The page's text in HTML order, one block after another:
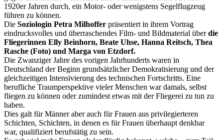
1920er Jahren durch, ein Motor- oder wenigstens Segelflugzeug
führen zu können.
Die Soziologin Petra Milhoffer präsentiert in ihrem Vortrag
eindrucksvolles und überraschendes Film- und Bildmaterial überdie
Fliegerinnen Elly Beinhorn, Beate Uhse, Hanna Reitsch, Thea
Rasche (Foto) und Marga von Etzdorf.
Die Zwanziger Jahre des vorigen Jahrhunderts waren in
Deutschland der Beginn grundsätzlicher Demokratisierung und der
gleichzeitigen Intensi­vierung des technischen Fortschritts. Eine
berufliche Traumperspektive vieler Menschen war damals, selbst
fliegen zu können oder zumindest etwas mit der Fliegerei zu tun zu
haben.
Dies galt für Männer aber auch für Frauen aus privilegierteren
Schichten, Schichten, in denen es für Frauen überhaupt denkbar
war, qualifiziert berufstätig zu sein.